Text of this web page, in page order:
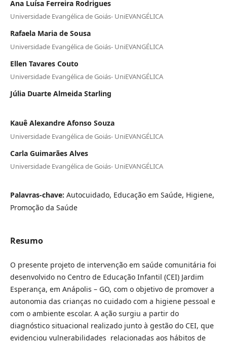
Ana Luísa Ferreira Rodrigues
Universidade Evangélica de Goiás- UniEVANGÉLICA
Rafaela Maria de Sousa
Universidade Evangélica de Goiás- UniEVANGÉLICA
Ellen Tavares Couto
Universidade Evangélica de Goiás- UniEVANGÉLICA
Júlia Duarte Almeida Starling
Kauê Alexandre Afonso Souza
Universidade Evangélica de Goiás- UniEVANGÉLICA
Carla Guimarães Alves
Universidade Evangélica de Goiás- UniEVANGÉLICA
Palavras-chave: Autocuidado, Educação em Saúde, Higiene,
Promoção da Saúde
Resumo
O presente projeto de intervenção em saúde comunitária foi
desenvolvido no Centro de Educação Infantil (CEI) Jardim
Esperança, em Anápolis – GO, com o objetivo de promover a
autonomia das crianças no cuidado com a higiene pessoal e
com o ambiente escolar. A ação surgiu a partir do
diagnóstico situacional realizado junto à gestão do CEI, que
evidenciou vulnerabilidades relacionadas aos hábitos de